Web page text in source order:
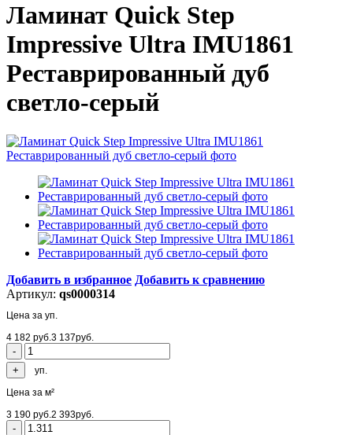
Ламинат Quick Step
Impressive Ultra IMU1861
Реставрированный дуб
светло-серый
Добавить в избранное Добавить к сравнению
Артикул: qs0000314
Цена за уп.
4 182 руб.3 137руб.
уп.
Цена за м²
3 190 руб.2 393руб.